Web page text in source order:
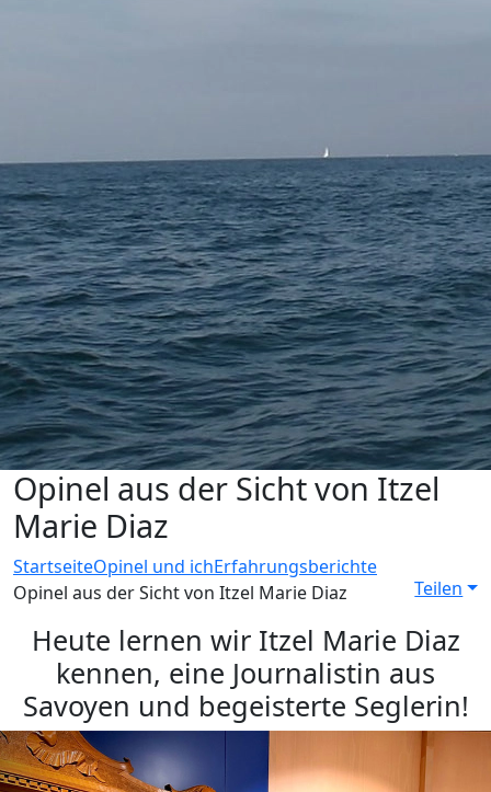
Opinel aus der Sicht von Itzel
Marie Diaz
StartseiteOpinel und ichErfahrungsberichte
Opinel aus der Sicht von Itzel Marie Diaz
Teilen
Heute lernen wir Itzel Marie Diaz
kennen, eine Journalistin aus
Savoyen und begeisterte Seglerin!